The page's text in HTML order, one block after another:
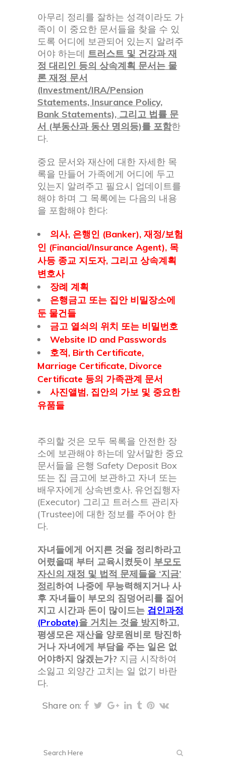
아무리 정리를 잘하는 성격이라도 가
족이 이 중요한 문서들을 찾을 수 있
도록 어디에 보관되어 있는지 알려주
어야 하는데 트러스트 및 건강과 재
정 대리인 등의 상속계획 문서는 물
론 재정 문서
(Investment/IRA/Pension
Statements, Insurance Policy,
Bank Statements), 그리고 법률 문
서 (부동산과 동산 명의등)를 포함한
다.
중요 문서와 재산에 대한 자세한 목
록을 만들어 가족에게 어디에 두고
있는지 알려주고 필요시 업데이트를
해야 하며 그 목록에는 다음의 내용
을 포함해야 한다:
의사, 은행인 (Banker), 재정/보험
인 (Financial/Insurance Agent), 목
사등 종교 지도자, 그리고 상속계획
변호사
장례 계획
은행금고 또는 집안 비밀장소에
둔 물건들
금고 열쇠의 위치 또는 비밀번호
Website ID and Passwords
호적, Birth Certificate,
Marriage Certificate, Divorce
Certificate 등의 가족관계 문서
사진앨범, 집안의 가보 및 중요한
유품들
주의할 것은 모두 목록을 안전한 장
소에 보관해야 하는데 앞서말한 중요
문서들을 은행 Safety Deposit Box
또는 집 금고에 보관하고 자녀 또는
배우자에게 상속변호사, 유언집행자
(Executor) 그리고 트러스트 관리자
(Trustee)에 대한 정보를 주어야 한
다.
자녀들에게 어지른 것을 정리하라고
어렸을때 부터 교육시켰듯이 부모도
자신의 재정 및 법적 문제들을 ‘지금’
정리하여 나중에 무능력해지거나 사
후 자녀들이 부모의 짐덩어리를 짊어
지고 시간과 돈이 많이드는 검인과정
(Probate)을 거치는 것을 방지하고,
평생모은 재산을 양로원비로 탕진하
거나 자녀에게 부담을 주는 일은 없
어야하지 않겠는가? 지금 시작하여
소잃고 외양간 고치는 일 없기 바란
다.
Share on: